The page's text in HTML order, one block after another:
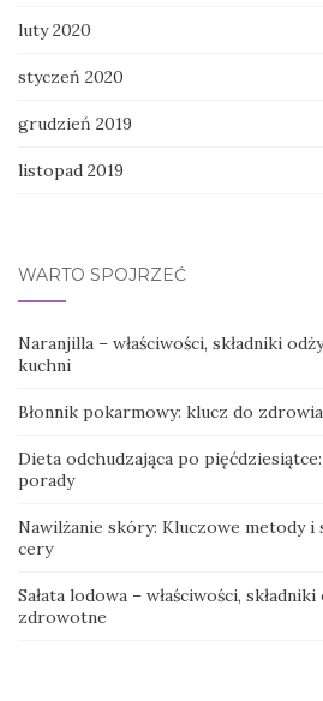
luty 2020
styczeń 2020
grudzień 2019
listopad 2019
WARTO SPOJRZEĆ
Naranjilla – właściwości, składniki
kuchni
Błonnik pokarmowy: klucz do
Dieta odchudzająca po
porady
Nawilżanie skóry: Kluczowe metody i
cery
Sałata lodowa – właściwości,
zdrowotne